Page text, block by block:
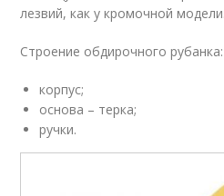
лезвий, как у кромочной модели.
Строение обдирочного рубанка:
корпус;
основа – терка;
ручки.